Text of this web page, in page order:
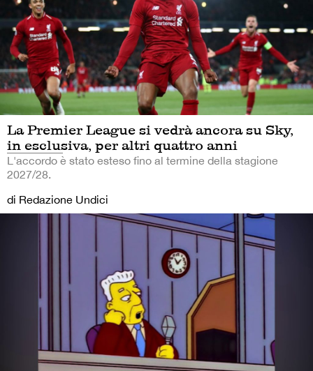
La Premier League si vedrà ancora su Sky,
in esclusiva, per altri quattro anni
L'accordo è stato esteso fino al termine della stagione
2027/28.
di Redazione Undici